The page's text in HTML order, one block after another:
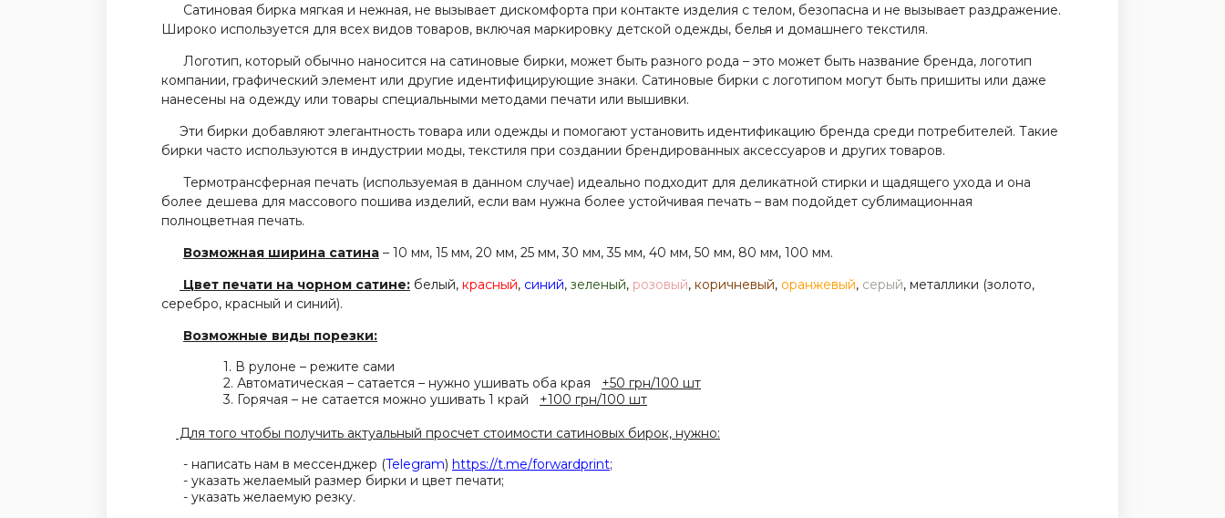
Сатиновая бирка мягкая и нежная, не вызывает дискомфорта при контакте изделия с телом, безопасна и не вызывает раздражение.
Широко используется для всех видов товаров, включая маркировку детской одежды, белья и домашнего текстиля.
Логотип, который обычно наносится на сатиновые бирки, может быть разного рода – это может быть название бренда, логотип
компании, графический элемент или другие идентифицирующие знаки. Сатиновые бирки с логотипом могут быть пришиты или даже
нанесены на одежду или товары специальными методами печати или вышивки.
Эти бирки добавляют элегантность товара или одежды и помогают установить идентификацию бренда среди потребителей. Такие
бирки часто используются в индустрии моды, текстиля при создании брендированных аксессуаров и других товаров.
Термотрансферная печать (используемая в данном случае) идеально подходит для деликатной стирки и щадящего ухода и она
более дешева для массового пошива изделий, если вам нужна более устойчивая печать – вам подойдет сублимационная
полноцветная печать.
Возможная ширина сатина – 10 мм, 15 мм, 20 мм, 25 мм, 30 мм, 35 мм, 40 мм, 50 мм, 80 мм, 100 мм.
Цвет печати на чорном сатине: белый, красный, синий, зеленый, розовый, коричневый, оранжевый, серый, металлики (золото,
серебро, красный и синий).
Возможные виды порезки:
1. В рулоне – режите сами
2. Автоматическая – сатается – нужно ушивать оба края +50 грн/100 шт
3. Горячая – не сатается можно ушивать 1 край +100 грн/100 шт
Для того чтобы получить актуальный просчет стоимости сатиновых бирок, нужно:
- написать нам в мессенджер (Telegram) https://t.me/forwardprint;
- указать желаемый размер бирки и цвет печати;
- указать желаемую резку.